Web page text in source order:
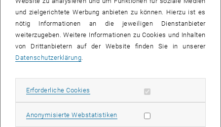
Verschiebung einzelner Atome an einer dünnen, nanokristallinen
Eisen-Gallium-Probe bestimmt werden. „Am Institut können wir
neue Legierungen herstellen und diese im Anschluss magnetisch
messen. Das Verhalten in Bezug auf die Magnetostriktion ist stark
unterschiedlich für verschiedene Elemente wie zum Beispiel Eisen,
beschriebenen ESRF-Experiment wird mit einem Röntgenstrahl eine
bestimmte Energie in das Material hineingeschossen und damit
Röntgenstrahlen, die von der Umgebung mehrfach gestreut werden.
und zielgerichtete Werbung anbieten zu können. Hierzu ist es
nötig Informationen an die jeweiligen Dienstanbieter
weiterzugeben. Weitere Informationen zu Cookies und Inhalten
von Drittanbietern auf der Website finden Sie in unserer
Datenschutzerklärung
Erforderliche Cookies Erforderliche Cookies zulassen
Anonymisierte WebstatistikenStatistik Cookies zulassen